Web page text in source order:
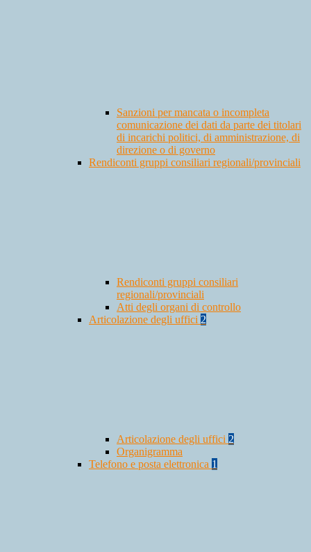
Sanzioni per mancata o incompleta
comunicazione dei dati da parte dei titolari
di incarichi politici, di amministrazione, di
direzione o di governo
Rendiconti gruppi consiliari regionali/provinciali
Rendiconti gruppi consiliari
regionali/provinciali
Atti degli organi di controllo
Articolazione degli uffici 2
Articolazione degli uffici 2
Organigramma
Telefono e posta elettronica 1